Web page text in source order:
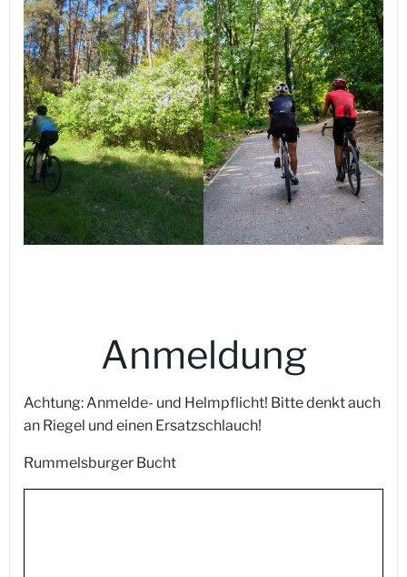
Anmeldung
Achtung: Anmelde- und Helmpflicht! Bitte denkt auch
an Riegel und einen Ersatzschlauch!
Rummelsburger Bucht